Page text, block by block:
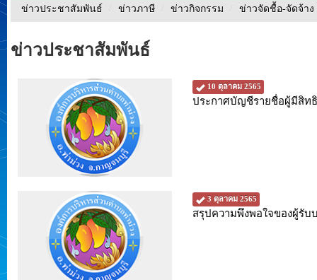
ข่าวประชาสัมพันธ์ / ข่าวภาษี / ข่าวกิจกรรม / ข่าวจัดชื้อ-จัดจ้า
ข่าวประชาสัมพันธ์
10 ตุลาคม 2565
ประกาศบัญชีรายชื่อผู้มีสิท
3 ตุลาคม 2565
สรุปความพึงพอใจของผู้รั